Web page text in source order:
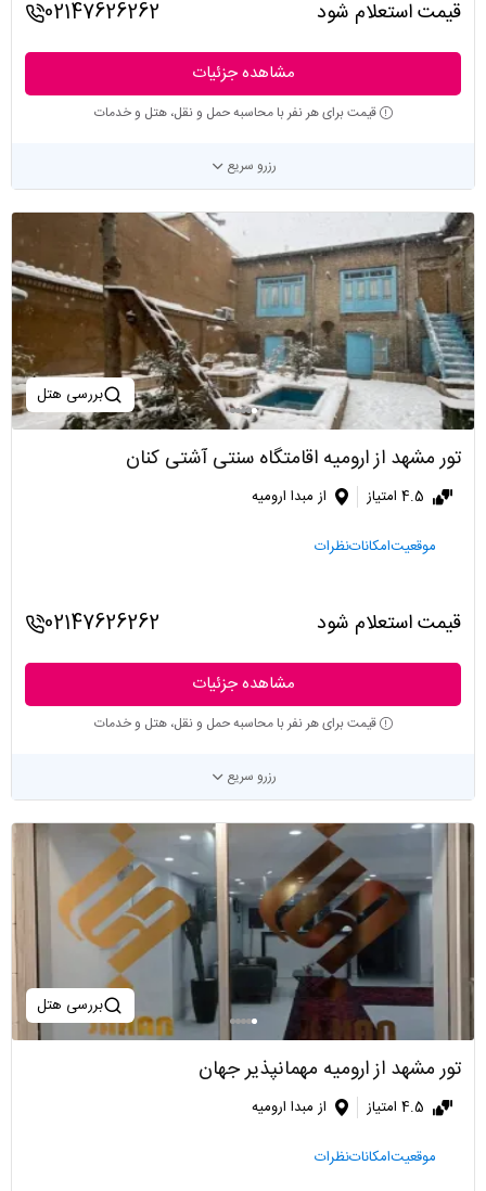
قیمت استعلام شود 02147626262
مشاهده جزئیات
قیمت برای هر نفر با محاسبه حمل و نقل، هتل و خدمات
رزرو سریع
بررسی هتل
تور مشهد از ارومیه اقامتگاه سنتی آشتی کنان
4.5 امتیاز از مبدا ارومیه
موقعیتامکاناتنظرات
قیمت استعلام شود 02147626262
مشاهده جزئیات
قیمت برای هر نفر با محاسبه حمل و نقل، هتل و خدمات
رزرو سریع
بررسی هتل
تور مشهد از ارومیه مهمانپذیر جهان
4.5 امتیاز از مبدا ارومیه
موقعیتامکاناتنظرات